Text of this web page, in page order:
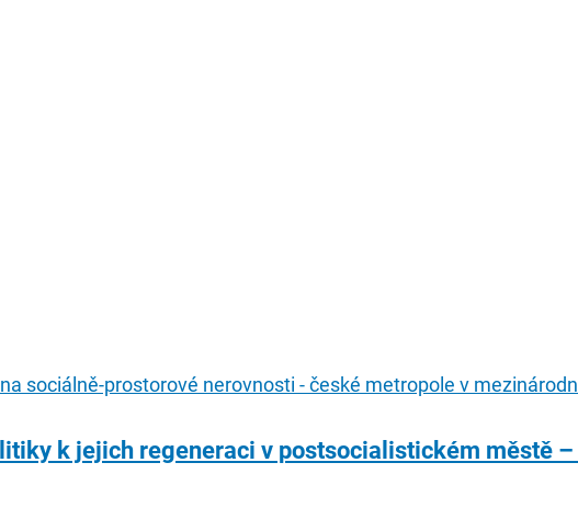
sociálně-prostorové nerovnosti - české metropole v
k jejich regeneraci v postsocialistickém městě